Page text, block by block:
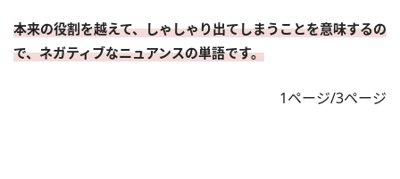
本来の役割を越えて、しゃしゃり出てしまうことを意味するの
で、ネガティブなニュアンスの単語です。
1ページ/3ページ